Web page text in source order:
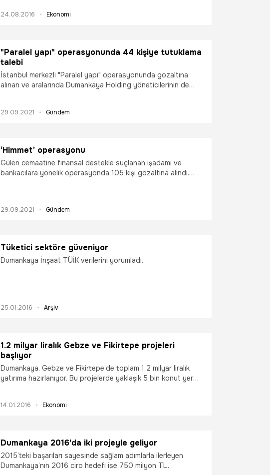
Dumankaya'nın sahibine daha önde de elektronik kelepçe
24.08.2016 Ekonomi
"Paralel yapı" operasyonunda 44 kişiye tutuklama
talebi
İstanbul merkezli "Paralel yapı" operasyonunda gözaltına
alınan ve aralarında Dumankaya Holding yöneticilerinin de
29.09.2021 Gündem
‘Himmet’ operasyonu
Gülen cemaatine finansal destekle suçlanan işadamı ve
bankacılara yönelik operasyonda 105 kişi gözaltına alındı.
29.09.2021 Gündem
Tüketici sektöre güveniyor
Dumankaya İnşaat TÜİK verilerini yorumladı.
25.01.2016 Arşiv
1.2 milyar liralık Gebze ve Fikirtepe projeleri
başlıyor
Dumankaya, Gebze ve Fikirtepe’de toplam 1.2 milyar liralık
yatırıma hazırlanıyor. Bu projelerde yaklaşık 5 bin konut yer
14.01.2016 Ekonomi
Dumankaya 2016'da iki projeyle geliyor
2015’teki başarıları sayesinde sağlam adımlarla ilerleyen
Dumankaya’nın 2016 ciro hedefi ise 750 milyon TL.